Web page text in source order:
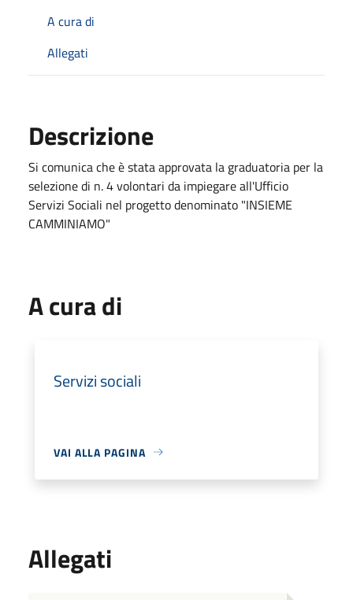
A cura di
Allegati
Descrizione
Si comunica che è stata approvata la graduatoria per la
selezione di n. 4 volontari da impiegare all'Ufficio
Servizi Sociali nel progetto denominato "INSIEME
CAMMINIAMO"
A cura di
Servizi sociali
VAI ALLA PAGINA
Allegati